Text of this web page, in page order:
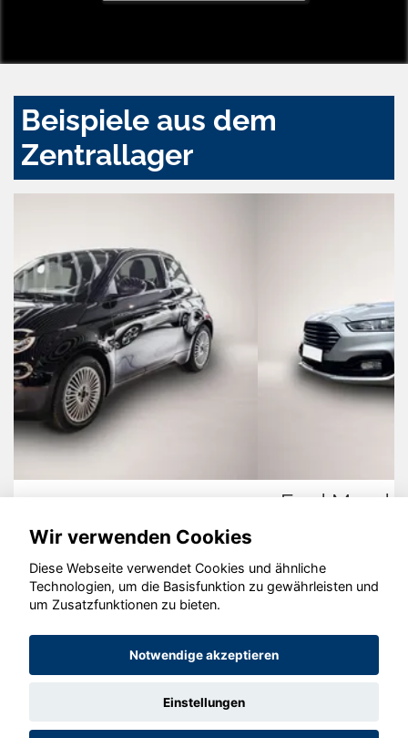
Beispiele aus dem
Zentrallager
© konjunkturmotor.de GmbH 2020 - 2026
Wir verwenden Cookies
Diese Webseite verwendet Cookies und ähnliche
Technologien, um die Basisfunktion zu gewährleisten und
um Zusatzfunktionen zu bieten.
Notwendige akzeptieren
Einstellungen